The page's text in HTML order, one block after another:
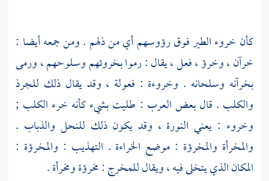
كأن خروء الطير فوق رؤوسهم أي من ذلهم . ومن جمعه أيضا :
خرآن ، وخرؤ ، فعل ، يقال : رموا بخروئهم وسلوحهم ، ورمى
بخرآنه وسلحانه . وخروءة : فعولة ، وقد يقال ذلك للجرذ
والكلب . قال بعض العرب : طليت بشيء كأنه خرء الكلب ;
وخروء : يعني النورة ، وقد يكون ذلك للنحل والذباب .
والمخرأة والمخرؤة : موضع الخراءة . التهذيب : والمخرؤة :
المكان الذي يتخلى فيه ، ويقال للمخرج : مخرؤة ومخرأة .